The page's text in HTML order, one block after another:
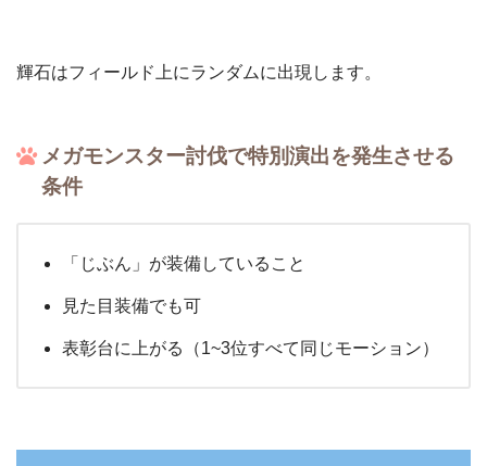
輝石はフィールド上にランダムに出現します。
メガモンスター討伐で特別演出を発生させる
条件
「じぶん」が装備していること
見た目装備でも可
表彰台に上がる（1~3位すべて同じモーション）